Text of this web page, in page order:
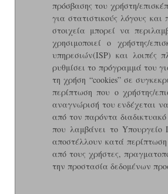
πρόσβασης του χρήστη/
για στατιστικούς λόγους και
στοιχεία μπορεί να
χρησιμοποιεί ο χρήστης/
υπηρεσιών(ISP) και λοιπές
ρυθμίσει το πρόγραμμά του
τη χρήση “cookies” σε
περίπτωση που ο χρήστης/
αναγνώρισή του ενδέχεται
από τον παρόντα
που λαμβάνει το
αποστέλλουν κατά
από τους χρήστες,
την προστασία δεδομένων